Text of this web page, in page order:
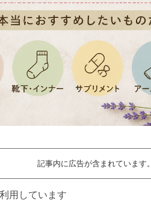
記事内に広告が含まれています。
用しています